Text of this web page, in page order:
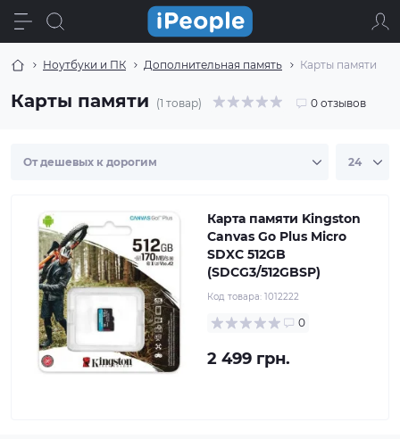
Ноутбуки и ПК Дополнительная память Карты памяти
Карты памяти (1 товар) 0 отзывов
Карта памяти Kingston
Canvas Go Plus Micro
SDXC 512GB
(SDCG3/512GBSP)
Код товара: 1012222
0
2 499 грн.